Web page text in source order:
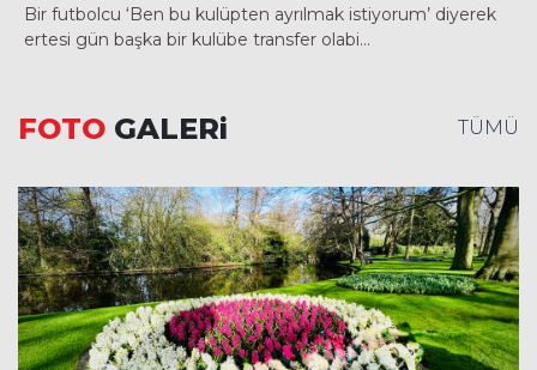
Bir futbolcu ‘Ben bu kulüpten ayrılmak istiyorum’ diyerek
ertesi gün başka bir kulübe transfer olabi...
FOTO GALERi TÜMÜ